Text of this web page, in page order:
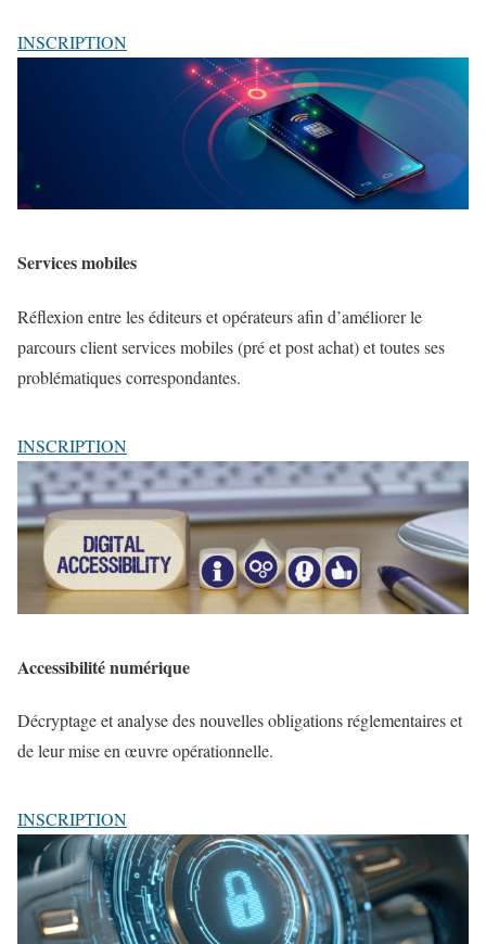
INSCRIPTION
Services mobiles
Réflexion entre les éditeurs et opérateurs afin d’améliorer le
parcours client services mobiles (pré et post achat) et toutes ses
problématiques correspondantes.
INSCRIPTION
Accessibilité numérique
Décryptage et analyse des nouvelles obligations réglementaires et
de leur mise en œuvre opérationnelle.
INSCRIPTION